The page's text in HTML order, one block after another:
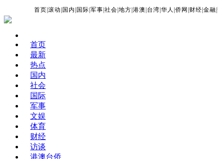
首页 |滚动 国内 国际 |军事 |社会 |地方 |港澳 台湾 |华人 |侨网 财经 |金融 |
首页
最新
热点
国内
社会
国际
军事
文娱
体育
财经
访谈
港澳台侨